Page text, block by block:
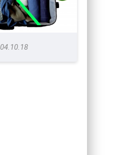
04.10.18